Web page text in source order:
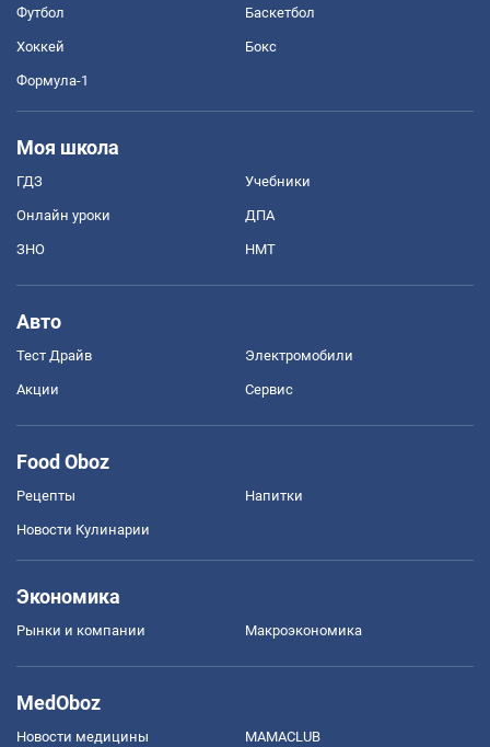
Футбол Баскетбол
Хоккей Бокс
Формула-1
Моя школа
ГДЗ Учебники
Онлайн уроки ДПА
ЗНО НМТ
Авто
Тест Драйв Электромобили
Акции Сервис
Food Oboz
Рецепты Напитки
Новости Кулинарии
Экономика
Рынки и компании Mакроэкономика
MedOboz
Новости медицины MAMACLUB